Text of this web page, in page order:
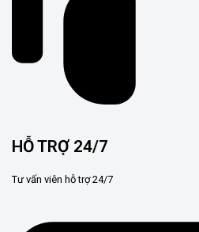
HỖ TRỢ 24/7
Tư vấn viên hỗ trợ 24/7